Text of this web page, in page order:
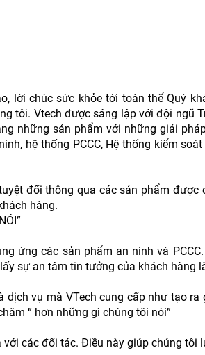
lời chúc sức khỏe tới toàn thể Quý
tôi. Vtech được sáng lập với đội ngũ
những sản phẩm với những giải
hệ thống PCCC, Hệ thống kiểm
đối thông qua các sản phẩm được
hàng.
ứng các sản phẩm an ninh và
sự an tâm tin tưởng của khách hàng
vụ mà VTech cung cấp như tạo
“ hơn những gì chúng tôi nói”
các đối tác. Điều này giúp chúng tôi